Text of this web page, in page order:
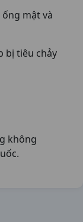
mật và
bị tiêu chảy
không